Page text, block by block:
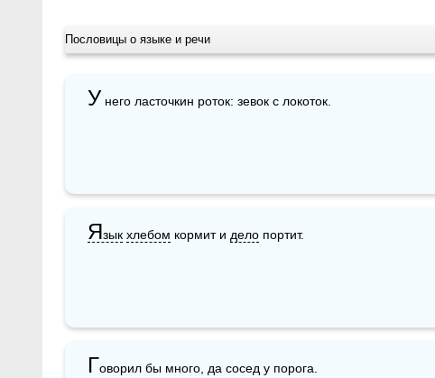
Пословицы о языке и речи
У него ласточкин роток: зевок с локоток.
Язык хлебом кормит и дело портит.
Говорил бы много, да сосед у порога.